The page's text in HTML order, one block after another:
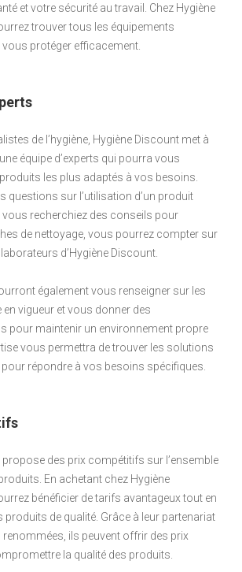
et votre sécurité au travail. Chez Hygiène
trouver tous les équipements
protéger efficacement.
de l’hygiène, Hygiène Discount met à
équipe d’experts qui pourra vous
les plus adaptés à vos besoins.
questions sur l’utilisation d’un produit
vous recherchiez des conseils pour
de nettoyage, vous pourrez compter sur
d’Hygiène Discount.
également vous renseigner sur les
en vigueur et vous donner des
pour maintenir un environnement propre
vous permettra de trouver les solutions
répondre à vos besoins spécifiques.
des prix compétitifs sur l’ensemble
En achetant chez Hygiène
bénéficier de tarifs avantageux tout en
produits de qualité. Grâce à leur partenariat
ils peuvent offrir des prix
la qualité des produits.